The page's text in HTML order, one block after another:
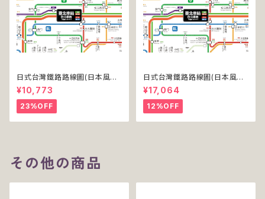
日式台灣鐵路路線圖(日本風台
湾鉄道路線図)(デジタル版／PR
O)
¥10,773
23%OFF
日式台灣鐵路路線圖(日本風台
湾鉄道路線図)(デジタル版／PR
O-NC)
¥17,064
12%OFF
その他の商品